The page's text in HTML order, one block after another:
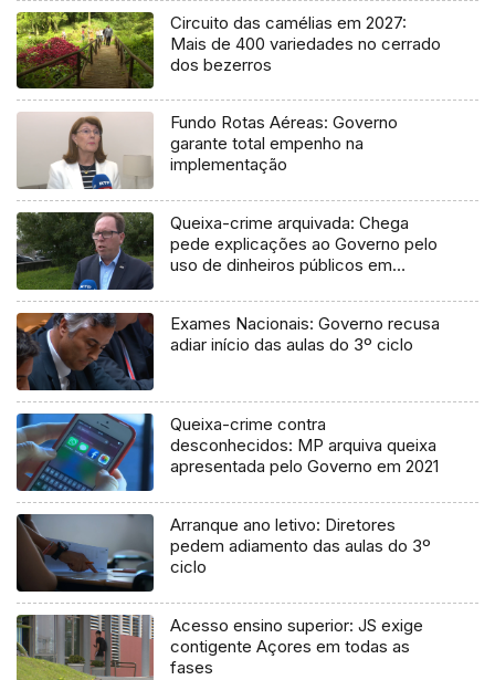
Circuito das camélias em 2027:
Mais de 400 variedades no cerrado
dos bezerros
Fundo Rotas Aéreas: Governo
garante total empenho na
implementação
Queixa-crime arquivada: Chega
pede explicações ao Governo pelo
uso de dinheiros públicos em
Exames Nacionais: Governo recusa
adiar início das aulas do 3º ciclo
Queixa-crime contra
desconhecidos: MP arquiva queixa
apresentada pelo Governo em 2021
Arranque ano letivo: Diretores
pedem adiamento das aulas do 3º
ciclo
Acesso ensino superior: JS exige
contigente Açores em todas as
fases